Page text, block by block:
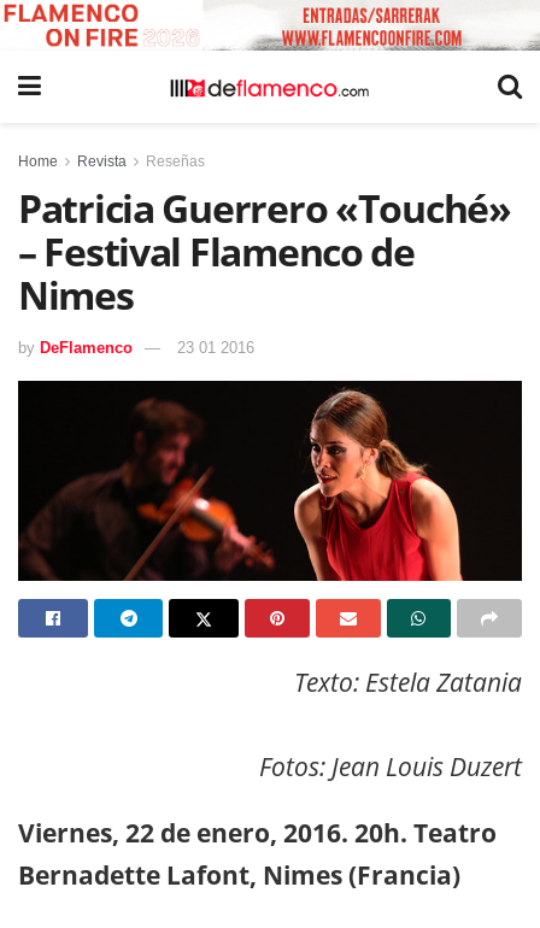
Home Revista Reseñas
Patricia Guerrero «Touché»
– Festival Flamenco de
Nimes
by DeFlamenco 23 01 2016
Texto: Estela Zatania
Fotos: Jean Louis Duzert
Viernes, 22 de enero, 2016. 20h. Teatro
Bernadette Lafont, Nimes (Francia)